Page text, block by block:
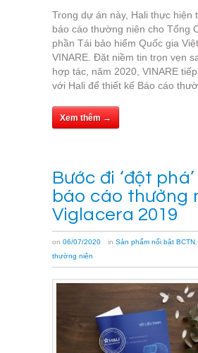
Trong dự án này, Hali thực hiện
báo cáo thường niên cho Tổng
phần Tái bảo hiểm Quốc gia
VINARE. Đặt niềm tin trọn vẹn
hợp tác, năm 2020, VINARE
với Hali để thiết kế Báo cáo
Xem thêm →
Bước đi ‘đột
báo cáo thường
Viglacera 2019
on 06/07/2020 in Sản phẩm nổi bật BCTN
thường niên